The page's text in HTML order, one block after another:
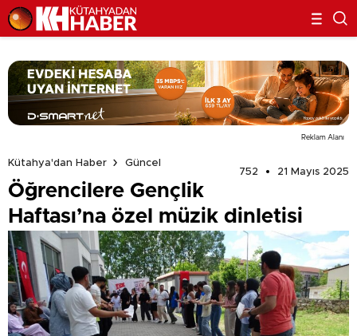
Reklam Alanı
Kütahya'dan Haber
Güncel
752
21 Mayıs 2025
Öğrencilere Gençlik
Haftası’na özel müzik dinletisi